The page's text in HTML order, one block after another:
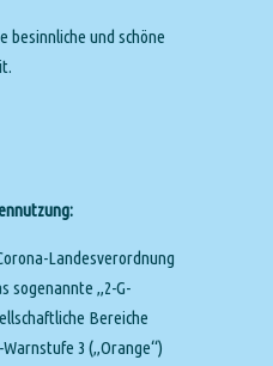
besinnliche und schöne
Landesverordnung
sogenannte „2-G-
Bereiche
3 („Orange“)